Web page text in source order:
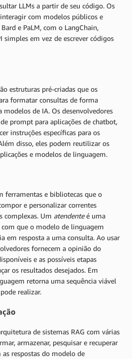
LLMs a partir de seu código. Os
com modelos públicos e
e PaLM, com o LangChain,
simples em vez de escrever códigos
estruturas pré-criadas que os
formatar consultas de forma
modelos de IA. Os desenvolvedores
prompt para aplicações de chatbot,
instruções específicas para os
disso, eles podem reutilizar os
e modelos de linguagem.
ferramentas e bibliotecas que o
e personalizar correntes
complexas. Um atendenteé uma
que o modelo de linguagem
em resposta a uma consulta. Ao usar
fornecem a opinião do
e as possíveis etapas
os resultados desejados. Em
retorna uma sequência viável
realizar.
de sistemas RAG com várias
armazenar, pesquisar e recuperar
respostas do modelo de